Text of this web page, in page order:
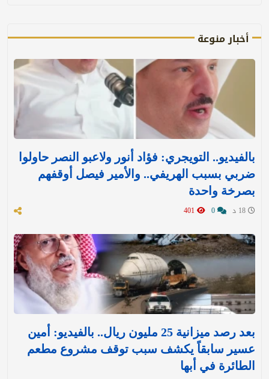
أخبار منوعة
بالفيديو.. التويجري: فؤاد أنور ولاعبو النصر حاولوا
ضربي بسبب الهريفي.. والأمير فيصل أوقفهم
بصرخة واحدة
بعد رصد ميزانية 25 مليون ريال.. بالفيديو: أمين
عسير سابقاً يكشف سبب توقف مشروع مطعم
الطائرة في أبها